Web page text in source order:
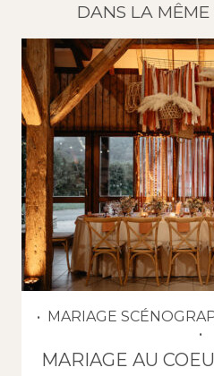
DANS LA MÊME
MARIAGE
MARIAGE AU